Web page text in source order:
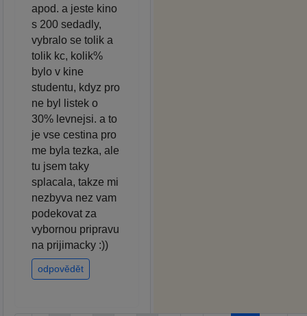
apod. a jeste kino
s 200 sedadly,
vybralo se tolik a
tolik kc, kolik%
bylo v kine
studentu, kdyz pro
ne byl listek o
30% levnejsi. a to
je vse cestina pro
me byla tezka, ale
tu jsem taky
splacala, takze mi
nezbyva nez vam
podekovat za
vybornou pripravu
na prijimacky :))
odpovědět